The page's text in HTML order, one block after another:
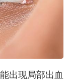
出现局部出血